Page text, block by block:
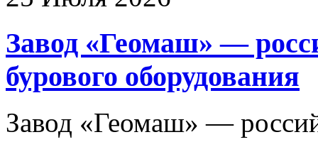
Завод «Геомаш» —
бурового оборудования
Завод «Геомаш» —